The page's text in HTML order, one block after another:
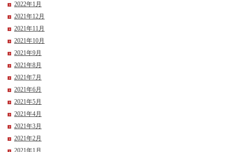
2022年1月
2021年12月
2021年11月
2021年10月
2021年9月
2021年8月
2021年7月
2021年6月
2021年5月
2021年4月
2021年3月
2021年2月